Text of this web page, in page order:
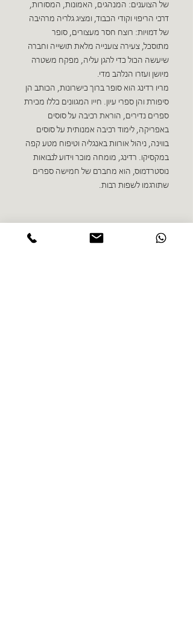
של הצוענים: המנהגים, האמונות, המסורות,
דרכי הריפוי וקודי הכבוד, ומציג גלריה מרהיבה
של דמויות: רוצח חסר מעצורים, סופר
מתוסכל, צעירה צוענייה מלאת תושייה וחברה
שיעשה הכול כדי להגן עליה, מפקח משטרה
מיושן ועזרו הנלהב מדי.
מריו רדינג הוא סופר ברוך כישרונות, הכותב הן
סיפורת והן ספרי עיון. חייו המגוונים כללו מכירת
ספרים נדירים, הוראת רכיבה על סוסים
באפריקה, לימוד רכיבה אמנותית על סוסים
בווינה, ניהול אורוות באנגליה וטיפוח מטע קפה
במקסיקו. רדינג, מומחה מוכר וידוע לנבואות
נוסטרדמוס, הוא מחברם של חמישה ספרים
שתורגמו לשפות רבות.
ספרים נוספים בז'אנר